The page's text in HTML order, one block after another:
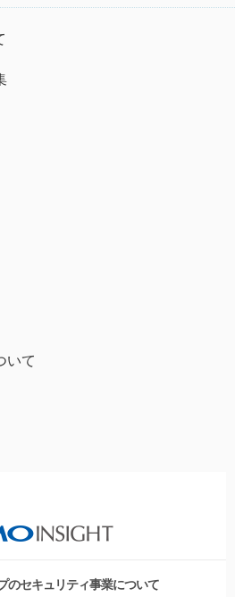
いて
のセキュリティ事業について